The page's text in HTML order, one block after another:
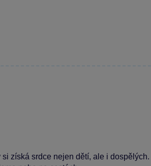
získá srdce nejen dětí, ale i dospělých.